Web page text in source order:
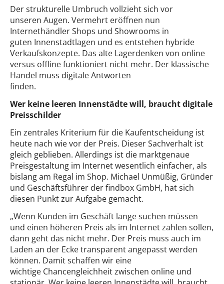
Der strukturelle Umbruch vollzieht sich vor
unseren Augen. Vermehrt eröffnen nun
Internethändler Shops und Showrooms in
guten Innenstadtlagen und es entstehen hybride
Verkaufskonzepte. Das alte Lagerdenken von online
versus offline funktioniert nicht mehr. Der klassische
Handel muss digitale Antworten
finden.
Wer keine leeren Innenstädte will, braucht digitale
Preisschilder
Ein zentrales Kriterium für die Kaufentscheidung ist
heute nach wie vor der Preis. Dieser Sachverhalt ist
gleich geblieben. Allerdings ist die marktgenaue
Preisgestaltung im Internet wesentlich einfacher, als
bislang am Regal im Shop. Michael Unmüßig, Gründer
und Geschäftsführer der findbox GmbH, hat sich
diesen Punkt zur Aufgabe gemacht.
„Wenn Kunden im Geschäft lange suchen müssen
und einen höheren Preis als im Internet zahlen sollen,
dann geht das nicht mehr. Der Preis muss auch im
Laden an der Ecke transparent angepasst werden
können. Damit schaffen wir eine
wichtige Chancengleichheit zwischen online und